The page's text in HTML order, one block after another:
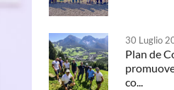
30 Luglio
Plan de
co...